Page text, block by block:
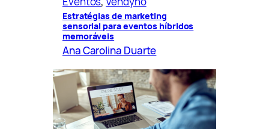
Estratégias de marketing
sensorial para eventos híbridos
memoráveis
Ana Carolina Duarte